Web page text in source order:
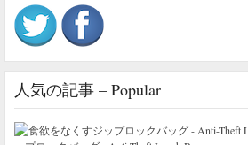
人気の記事 – Popular